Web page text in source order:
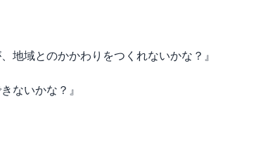
地域とのかかわりをつくれないかな？』
ないかな？』